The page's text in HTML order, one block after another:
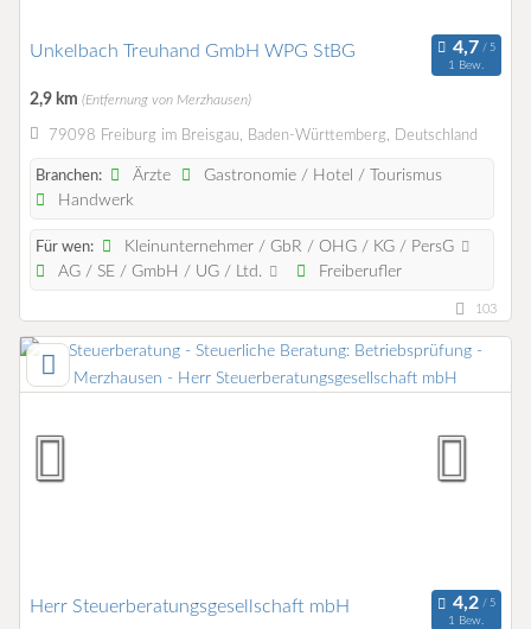
Unkelbach Treuhand GmbH WPG StBG
1 Bew.
2,9 km (Entfernung von Merzhausen)
79098 Freiburg im Breisgau, Baden-Württemberg, Deutschland
Branchen: Ärzte
Gastronomie / Hotel / Tourismus
Handwerk
Für wen:
Kleinunternehmer / GbR / OHG / KG / PersG
AG / SE / GmbH / UG / Ltd.
Freiberufler
103
Herr Steuerberatungsgesellschaft mbH
1 Bew.